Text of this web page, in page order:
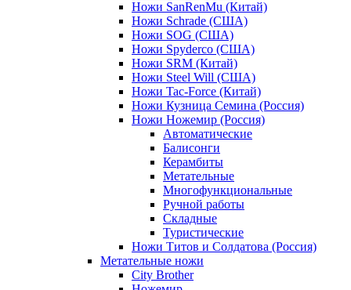
Ножи SanRenMu (Китай)
Ножи Schrade (США)
Ножи SOG (США)
Ножи Spyderco (США)
Ножи SRM (Китай)
Ножи Steel Will (США)
Ножи Tac-Force (Китай)
Ножи Кузница Семина (Россия)
Ножи Ножемир (Россия)
Автоматические
Балисонги
Керамбиты
Метательные
Многофункциональные
Ручной работы
Складные
Туристические
Ножи Титов и Солдатова (Россия)
Метательные ножи
City Brother